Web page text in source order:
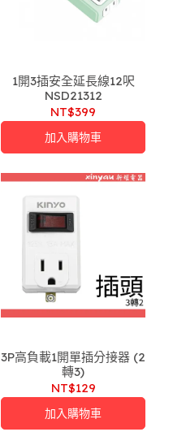
1開3插安全延長線12呎
NSD21312
NT$399
加入購物車
3P高負載1開單插分接器 (2
轉3)
NT$129
加入購物車